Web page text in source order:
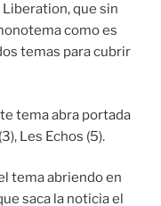
Liberation, que sin
como es
temas para cubrir
tema abra portada
Les Echos (5).
tema abriendo en
saca la noticia el